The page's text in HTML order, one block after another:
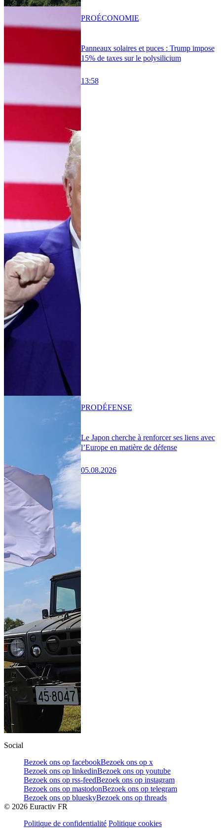
Panneaux solaires et puces : Trump impose
15% de taxes sur le polysilicium
13:58
PROÉCONOMIE
Le Japon cherche à renforcer ses liens avec
l’Europe en matière de défense
05.08.2026
PRODÉFENSE
Social
Bezoek ons op facebookBezoek ons op x
Bezoek ons op linkedinBezoek ons op youtube
Bezoek ons op rss-feedBezoek ons op instagram
Bezoek ons op mastodonBezoek ons op telegram
Bezoek ons op blueskyBezoek ons op threads
© 2026 Euractiv FR
Politique de confidentialité Politique cookies